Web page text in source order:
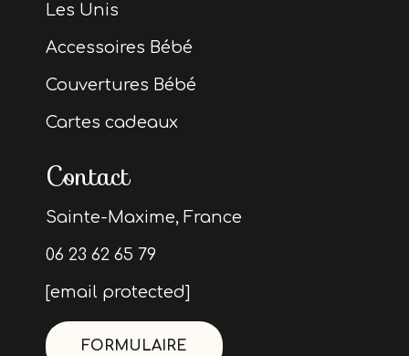
Les Unis
Accessoires Bébé
Couvertures Bébé
Cartes cadeaux
Contact
Sainte-Maxime, France
06 23 62 65 79
[email protected]
FORMULAIRE